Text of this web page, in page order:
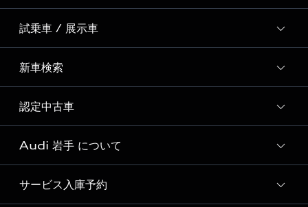
全国統一イベント
ディーラー独自イベント
試乗車 / 展示車
試乗予約
試乗車・展示車一覧
新車検索
新車検索
認定中古車
おすすめ認定中古車
Audi認定中古車検索
Audi 岩手 について
Audi 岩手 店舗情報
サービス入庫予約